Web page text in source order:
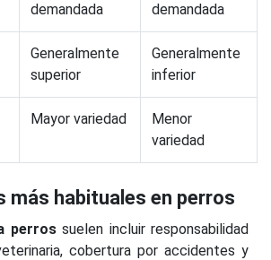
demandada
demandada
Generalmente
superior
Generalmente
inferior
Mayor variedad
Menor
variedad
más habituales en perros
perrossuelen incluir responsabilidad
cobertura por accidentes y